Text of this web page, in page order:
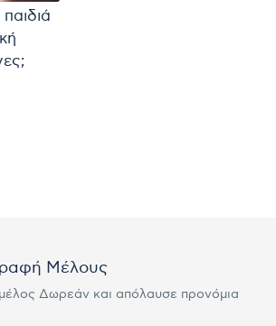
Μέλους
μέλος Δωρεάν και απόλαυσε προνόμια